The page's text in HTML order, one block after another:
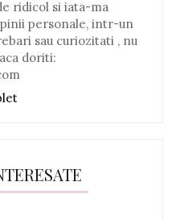
ridicol si iata-ma
personale, intr-un
sau curiozitati , nu
doriti: